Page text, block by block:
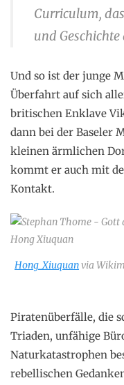
Curriculum,
und
Und so ist der junge
Überfahrt auf sich
britischen Enklave
dann bei der Baseler
kleinen ärmlichen
kommt er auch mit
Kontakt.
Hong_Xiuquanvia
Piratenüberfälle, die
Triaden, unfähige
Naturkatastrophen
rebellischen